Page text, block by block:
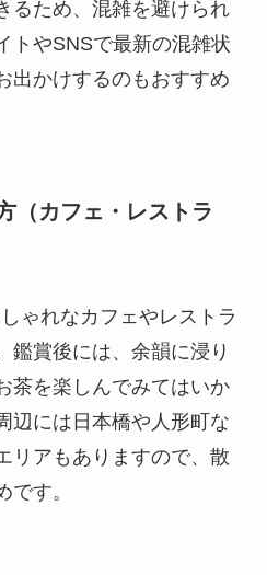
るため、混雑を避けられ
トやSNSで最新の混雑状
出かけするのもおすすめ
（カフェ・レストラ
ゃれなカフェやレストラ
鑑賞後には、余韻に浸り
茶を楽しんでみてはいか
辺には日本橋や人形町な
リアもありますので、散
す。